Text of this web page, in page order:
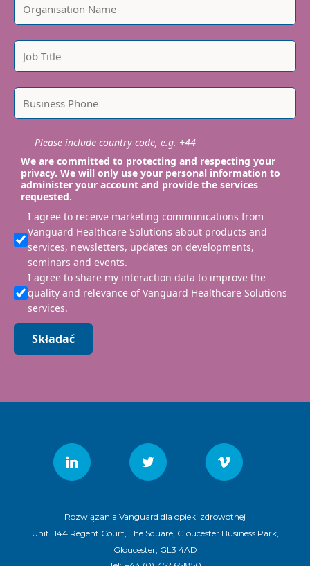
Please include country code, e.g. +44
We are committed to protecting and respecting your
privacy. We will only use your personal information to
administer your account and provide the services
requested.
I agree to receive marketing communications from
Vanguard Healthcare Solutions about products and
services, newsletters, updates on developments,
seminars and events.
I agree to share my interaction data to improve the
quality and relevance of Vanguard Healthcare Solutions
services.
Składać
Rozwiązania Vanguard dla opieki zdrowotnej
Unit 1144 Regent Court, The Square, Gloucester Business Park,
Gloucester, GL3 4AD